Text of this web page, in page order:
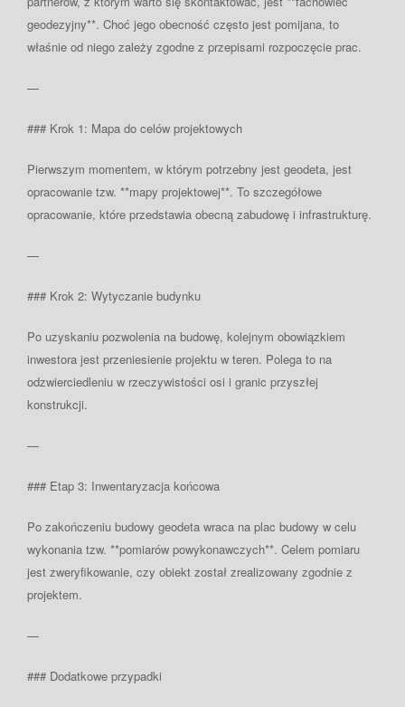
geodezyjny**. Choć jego obecność często jest pomijana, to
właśnie od niego zależy zgodne z przepisami rozpoczęcie prac.
—
### Krok 1: Mapa do celów projektowych
Pierwszym momentem, w którym potrzebny jest geodeta, jest
opracowanie tzw. **mapy projektowej**. To szczegółowe
opracowanie, które przedstawia obecną zabudowę i infrastrukturę.
—
### Krok 2: Wytyczanie budynku
Po uzyskaniu pozwolenia na budowę, kolejnym obowiązkiem
inwestora jest przeniesienie projektu w teren. Polega to na
odzwierciedleniu w rzeczywistości osi i granic przyszłej
konstrukcji.
—
### Etap 3: Inwentaryzacja końcowa
Po zakończeniu budowy geodeta wraca na plac budowy w celu
wykonania tzw. **pomiarów powykonawczych**. Celem pomiaru
jest zweryfikowanie, czy obiekt został zrealizowany zgodnie z
projektem.
—
### Dodatkowe przypadki